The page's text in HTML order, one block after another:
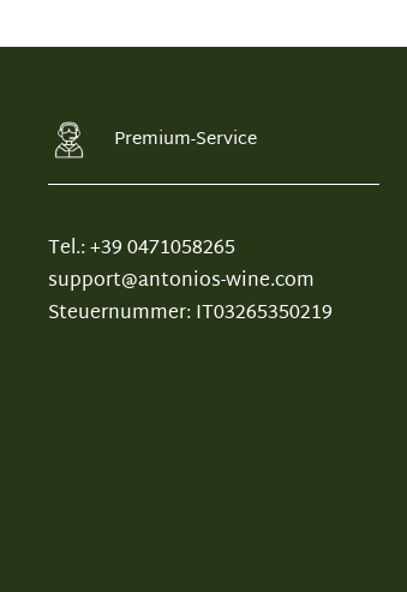
Premium-Service
Tel.: +39 0471058265
support@antonios-wine.com
Steuernummer: IT03265350219